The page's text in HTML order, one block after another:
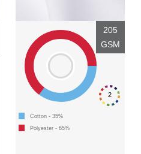
2
205
GSM
Cotton - 35%
Polyester - 65%